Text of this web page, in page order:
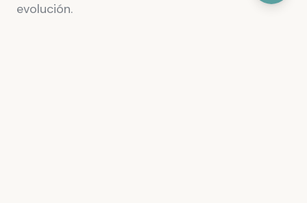
evolución.